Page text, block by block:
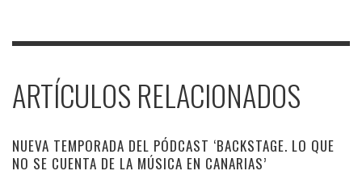
ARTÍCULOS RELACIONADOS
NUEVA TEMPORADA DEL PÓDCAST ‘BACKSTAGE. LO QUE
NO SE CUENTA DE LA MÚSICA EN CANARIAS’